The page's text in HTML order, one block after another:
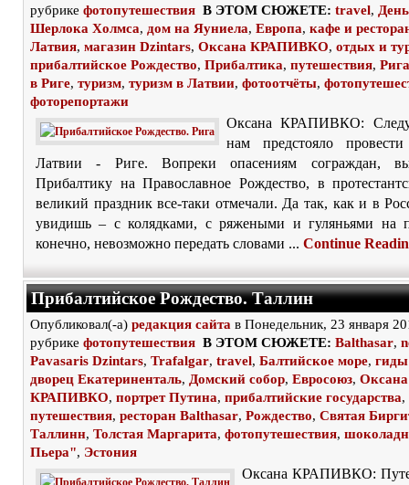
рубрике фотопутешествия В ЭТОМ СЮЖЕТЕ: travel,
Шерлока Холмса, дом на Яуниела, Европа, кафе и
Латвия, магазин Dzintars, Оксана КРАПИВКО, отдых и
прибалтийское Рождество, Прибалтика, путешествия, Рига
в Риге, туризм, туризм в Латвии, фотоотчёты,
фоторепортажи
Оксана КРАПИВКО:
нам предстояло
Латвии - Риге. Вопреки опасениям сограждан,
Прибалтику на Православное Рождество, в
великий праздник все-таки отмечали. Да так, как и в
увидишь – с колядками, с ряжеными и гуляньями на
конечно, невозможно передать словами ... Continue
Прибалтийское Рождество. Таллин
Опубликовал(-а) редакция сайта в Понедельник, 23 января
рубрике фотопутешествия В ЭТОМ СЮЖЕТЕ: Balthasar,
Pavasaris Dzintars, Trafalgar, travel, Балтийское море,
дворец Екатериненталь, Домский собор, Евросоюз, Оксана
КРАПИВКО, портрет Путина, прибалтийские государства,
путешествия, ресторан Balthasar, Рождество, Святая
Таллинн, Толстая Маргарита, фотопутешествия,
Пьера", Эстония
Оксана КРАПИВКО: